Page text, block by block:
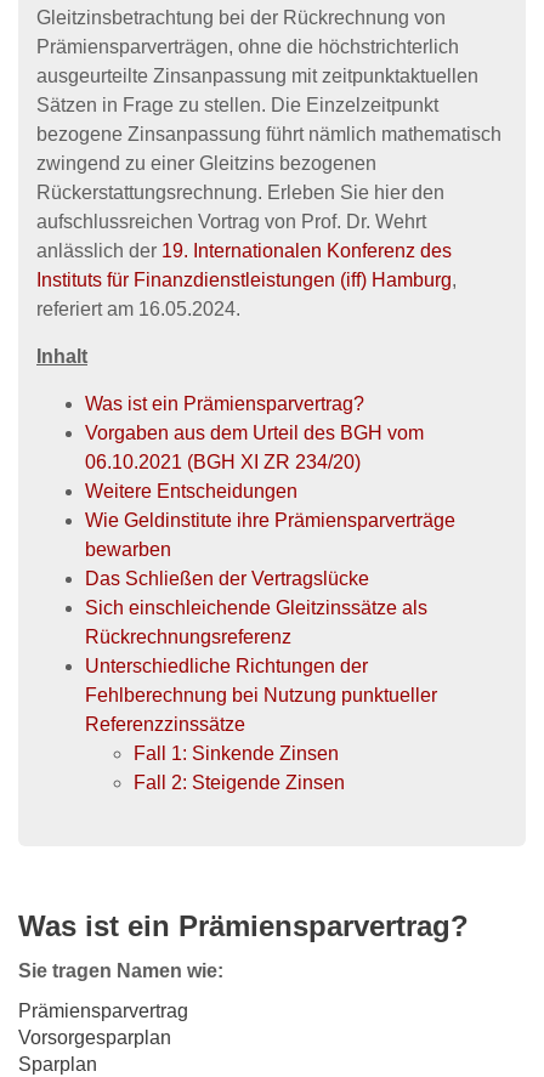
Gleitzinsbetrachtung bei der Rückrechnung von
Prämiensparverträgen, ohne die höchstrichterlich
ausgeurteilte Zinsanpassung mit zeitpunktaktuellen
Sätzen in Frage zu stellen. Die Einzelzeitpunkt
bezogene Zinsanpassung führt nämlich mathematisch
zwingend zu einer Gleitzins bezogenen
Rückerstattungsrechnung. Erleben Sie hier den
aufschlussreichen Vortrag von Prof. Dr. Wehrt
anlässlich der 19. Internationalen Konferenz des
Instituts für Finanzdienstleistungen (iff) Hamburg,
referiert am 16.05.2024.
Inhalt
Was ist ein Prämiensparvertrag?
Vorgaben aus dem Urteil des BGH vom
06.10.2021 (BGH XI ZR 234/20)
Weitere Entscheidungen
Wie Geldinstitute ihre Prämiensparverträge
bewarben
Das Schließen der Vertragslücke
Sich einschleichende Gleitzinssätze als
Rückrechnungsreferenz
Unterschiedliche Richtungen der
Fehlberechnung bei Nutzung punktueller
Referenzzinssätze
Fall 1: Sinkende Zinsen
Fall 2: Steigende Zinsen
Was ist ein Prämiensparvertrag?
Sie tragen Namen wie:
Prämiensparvertrag
Vorsorgesparplan
Sparplan